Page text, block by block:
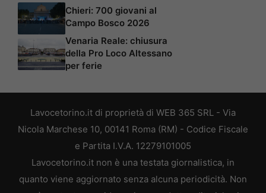
Chieri: 700 giovani al
Campo Bosco 2026
Venaria Reale: chiusura
della Pro Loco Altessano
per ferie
Lavocetorino.it di proprietà di WEB 365 SRL - Via
Nicola Marchese 10, 00141 Roma (RM) - Codice Fiscale
e Partita I.V.A. 12279101005
Lavocetorino.it non è una testata giornalistica, in
quanto viene aggiornato senza alcuna periodicità. Non